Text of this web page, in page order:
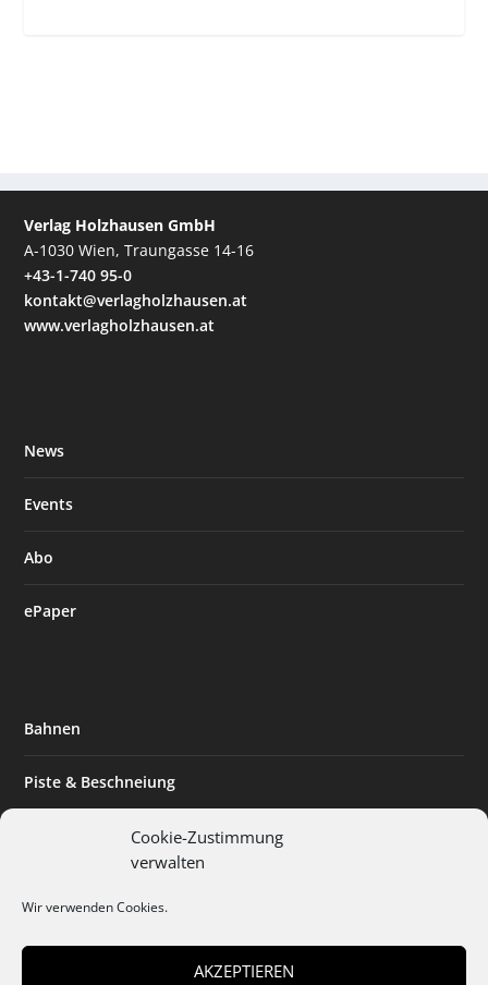
Cookie-Zustimmung
verwalten
Wir verwenden Cookies.
AKZEPTIEREN
Verlag Holzhausen GmbH
A-1030 Wien, Traungasse 14-16
+43-1-740 95-0
kontakt@verlagholzhausen.at
www.verlagholzhausen.at
News
Events
Abo
ePaper
Bahnen
Piste & Beschneiung
Expertise & Technik